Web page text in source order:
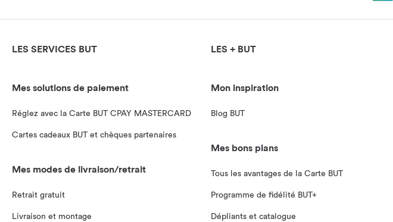
LES SERVICES BUT
Mes solutions de paiement
Réglez avec la Carte BUT CPAY MASTERCARD
Cartes cadeaux BUT et chèques partenaires
Mes modes de livraison/retrait
Retrait gratuit
Livraison et montage
LES + BUT
Mon inspiration
Blog BUT
Mes bons plans
Tous les avantages de la Carte BUT
Programme de fidélité BUT+
Dépliants et catalogue